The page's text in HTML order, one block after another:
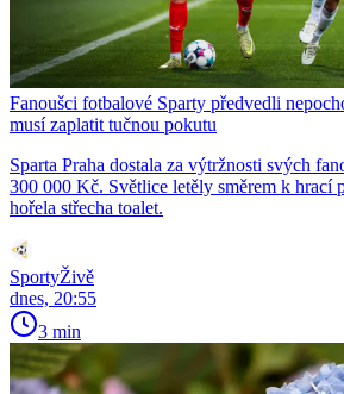
Fanoušci fotbalové Sparty předvedli
musí zaplatit tučnou pokutu
Sparta Praha dostala za výtržnosti svých
300 000 Kč. Světlice letěly směrem k hrací
hořela střecha toalet.
SportyŽivě
dnes, 20:55
3 min